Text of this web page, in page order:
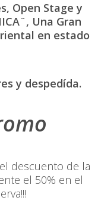
Open Stage y
Una Gran
en estado
y despedída.
descuento de la
el 50% en el